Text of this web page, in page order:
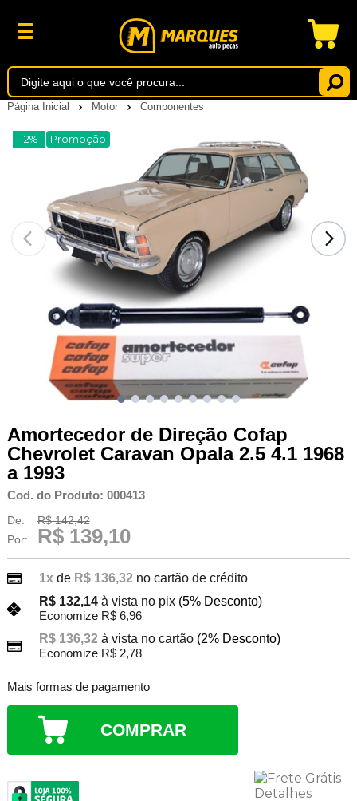
Página Inicial Motor Componentes
-2% Promoção
Amortecedor de Direção Cofap
Chevrolet Caravan Opala 2.5 4.1 1968
a 1993
Cod. do Produto: 000413
De:
R$ 142,42
Por:
R$ 139,10
1xde R$ 136,32 no cartão de crédito
R$ 132,14 à vista no pix (5% Desconto)
Economize R$ 6,96
R$ 136,32 à vista no cartão (2% Desconto)
Economize R$ 2,78
Mais formas de pagamento
COMPRAR